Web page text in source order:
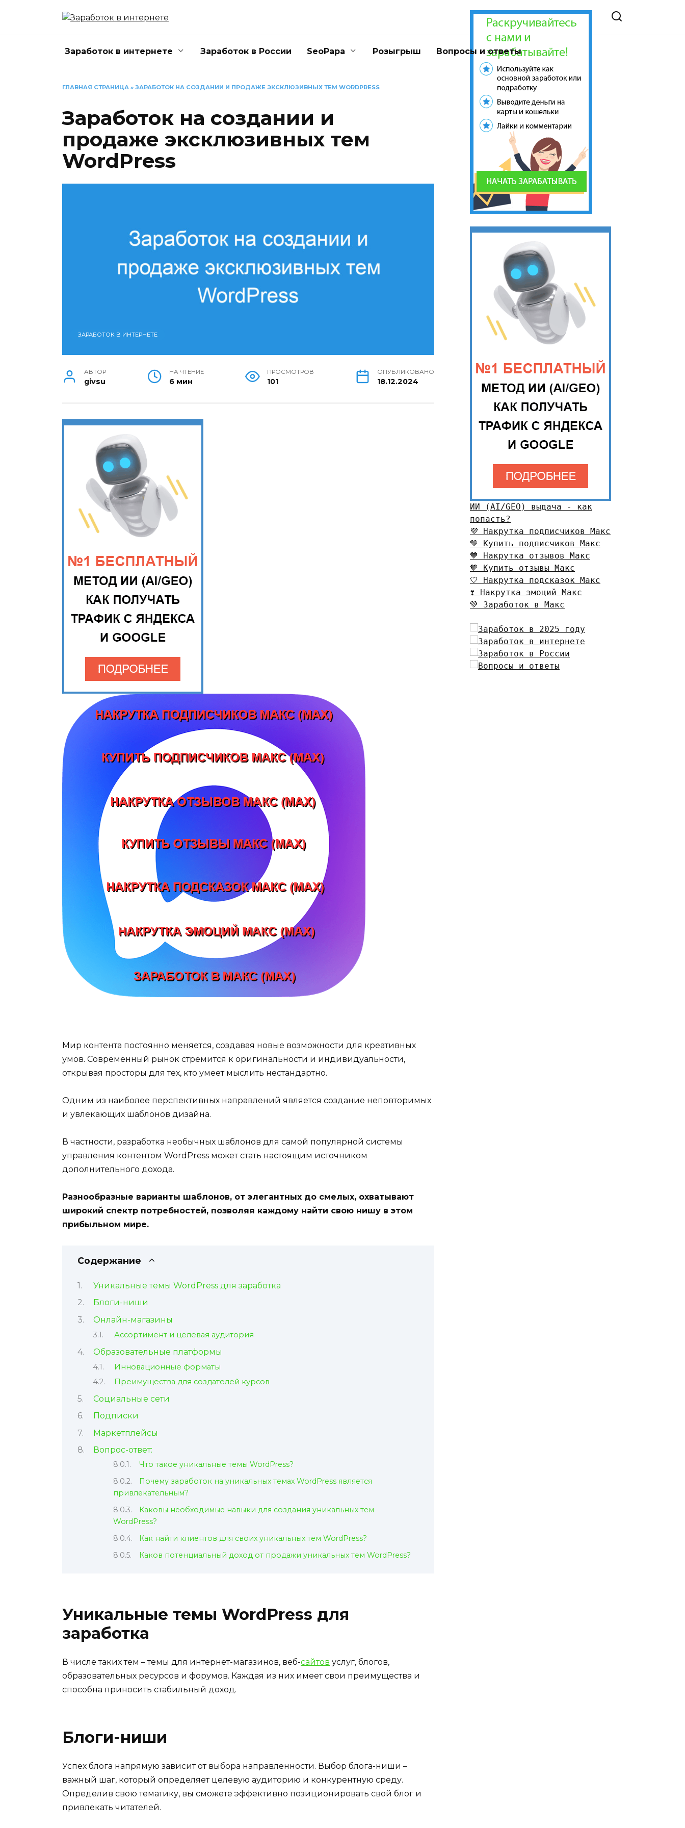
Заработок в интернете Заработок в России SeoPapa Розыгрыш Вопросы и ответы
ГЛАВНАЯ СТРАНИЦА » ЗАРАБОТОК НА СОЗДАНИИ И ПРОДАЖЕ ЭКСКЛЮЗИВНЫХ ТЕМ WORDPRESS
Заработок на создании и
продаже эксклюзивных тем
WordPress
ЗАРАБОТОК В ИНТЕРНЕТЕ
АВТОР
givsu
НА ЧТЕНИЕ
6 мин
ПРОСМОТРОВ
101
ОПУБЛИКОВАНО
18.12.2024
Мир контента постоянно меняется, создавая новые возможности для креативных
умов. Современный рынок стремится к оригинальности и индивидуальности,
открывая просторы для тех, кто умеет мыслить нестандартно.
Одним из наиболее перспективных направлений является создание неповторимых
и увлекающих шаблонов дизайна.
В частности, разработка необычных шаблонов для самой популярной системы
управления контентом WordPress может стать настоящим источником
дополнительного дохода.
Разнообразные варианты шаблонов, от элегантных до смелых, охватывают
широкий спектр потребностей, позволяя каждому найти свою нишу в этом
прибыльном мире.
Содержание
Уникальные темы WordPress для заработка
Блоги-ниши
Онлайн-магазины
Ассортимент и целевая аудитория
Образовательные платформы
Инновационные форматы
Преимущества для создателей курсов
Социальные сети
Подписки
Маркетплейсы
Вопрос-ответ:
Что такое уникальные темы WordPress?
Почему заработок на уникальных темах WordPress является
привлекательным?
Каковы необходимые навыки для создания уникальных тем
WordPress?
Как найти клиентов для своих уникальных тем WordPress?
Каков потенциальный доход от продажи уникальных тем WordPress?
Уникальные темы WordPress для
заработка
В числе таких тем – темы для интернет-магазинов, веб-сайтов услуг, блогов,
образовательных ресурсов и форумов. Каждая из них имеет свои преимущества и
способна приносить стабильный доход.
Блоги-ниши
Успех блога напрямую зависит от выбора направленности. Выбор блога-ниши –
важный шаг, который определяет целевую аудиторию и конкурентную среду.
Определив свою тематику, вы сможете эффективно позиционировать свой блог и
привлекать читателей.
ИИ (AI/GEO) выдача - как
попасть?
💜 Накрутка подписчиков Макс
💛 Купить подписчиков Макс
💙 Накрутка отзывов Макс
🧡 Купить отзывы Макс
🤍 Накрутка подсказок Макс
❣️ Накрутка эмоций Макс
💚 Заработок в Макс